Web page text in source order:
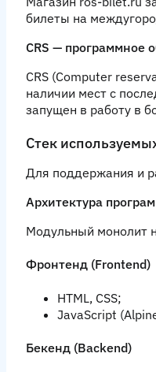
билеты на
CRS — программное
CRS (Computer
наличии мест с
запущен в работу в
Стек
Для поддержания и
Архитектура
Модульный монолит
Фронтенд (Frontend)
HTML, CSS;
JavaScript
Бекенд (Backend)